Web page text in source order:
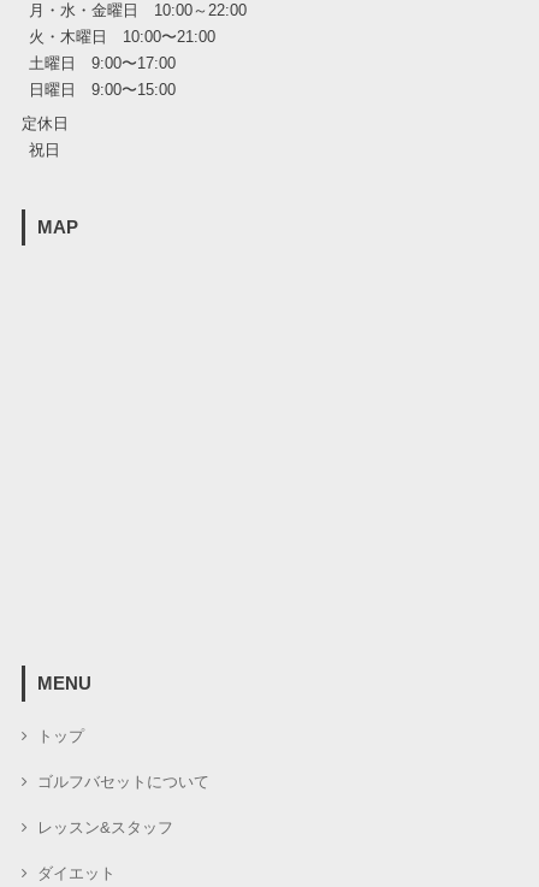
月・水・金曜日 10:00～22:00
火・木曜日 10:00〜21:00
土曜日 9:00〜17:00
日曜日 9:00〜15:00
定休日
祝日
MAP
MENU
トップ
ゴルフバセットについて
レッスン&スタッフ
ダイエット